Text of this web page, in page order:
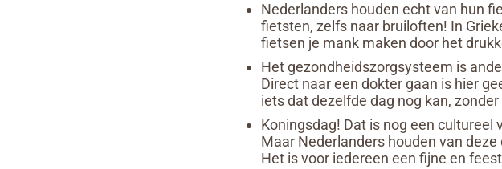
Nederlanders houden echt van hun
fietsten, zelfs naar bruiloften! In
fietsen je mank maken door het
Het gezondheidszorgsysteem is
Direct naar een dokter gaan is hier
iets dat dezelfde dag nog kan,
Koningsdag! Dat is nog een
Maar Nederlanders houden van
Het is voor iedereen een fijne en